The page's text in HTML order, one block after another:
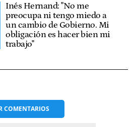
Inés Hernand: "No me
preocupa ni tengo miedo a
un cambio de Gobierno. Mi
obligación es hacer bien mi
trabajo"
COMENTARIOS